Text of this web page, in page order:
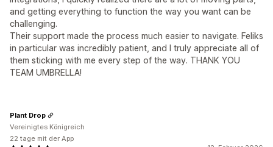
and getting everything to function the way you want can be
challenging.
Their support made the process much easier to navigate. Feliks
in particular was incredibly patient, and I truly appreciate all of
them sticking with me every step of the way. THANK YOU
TEAM UMBRELLA!
Plant Drop
Vereinigtes Königreich
22 tage mit der App